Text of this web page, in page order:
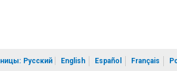
Русский English Español Français